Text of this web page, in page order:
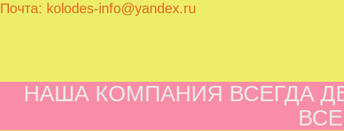
Почта: kolodes-info@yandex.ru
НАША КОМПАНИЯ ВСЕГДА